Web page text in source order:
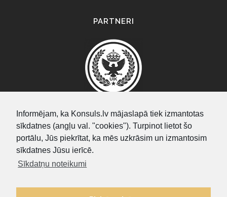
Informējam, ka Konsuls.lv mājaslapā tiek izmantotas
sīkdatnes (angļu val. "cookies"). Turpinot lietot šo
portālu, Jūs piekrītat, ka mēs uzkrāsim un izmantosim
sīkdatnes Jūsu ierīcē.
Sīkdatņu noteikumi
PARTNERI
SEARCH